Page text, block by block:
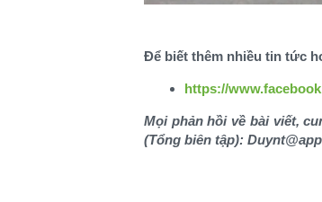
Để biết thêm nhiều tin tức
https://
Mọi phản hồi về bài viết,
(Tổng biên tập):